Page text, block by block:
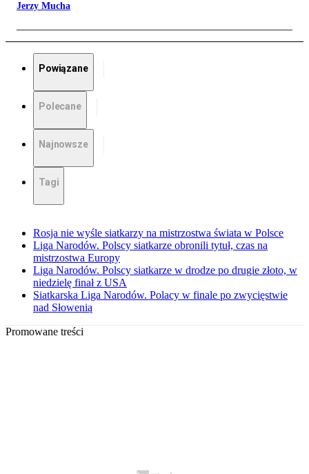
Jerzy Mucha
Powiązane
Polecane
Najnowsze
Tagi
Rosja nie wyśle siatkarzy na mistrzostwa świata w Polsce
Liga Narodów. Polscy siatkarze obronili tytuł, czas na
mistrzostwa Europy
Liga Narodów. Polscy siatkarze w drodze po drugie złoto, w
niedzielę finał z USA
Siatkarska Liga Narodów. Polacy w finale po zwycięstwie
nad Słowenią
Promowane treści